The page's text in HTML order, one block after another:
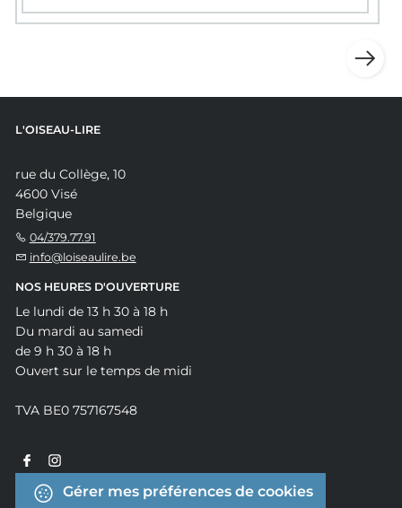
L'OISEAU-LIRE
rue du Collège, 10
4600 Visé
Belgique
04/379.77.91
info@loiseaulire.be
NOS HEURES D'OUVERTURE
Le lundi de 13 h 30 à 18 h
Du mardi au samedi
de 9 h 30 à 18 h
Ouvert sur le temps de midi
TVA BE0 757167548
Gérer mes préférences de cookies